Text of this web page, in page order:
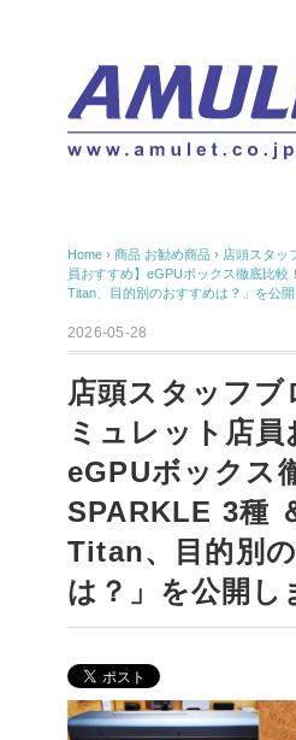
Home › 商品 お勧め商品 › 店頭スタッ
員おすすめ】eGPUボックス徹底比較
Titan、目的別のおすすめは？」を公開
2026-05-28
店頭スタッフブ
ミュレット店員
eGPUボックス
SPARKLE 3種
Titan、目的別
は？」を公開し